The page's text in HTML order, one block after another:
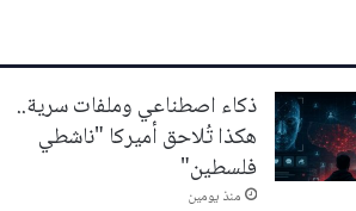
ذكاء اصطناعي وملفات سرية..
هكذا تُلاحق أميركا "ناشطي
فلسطين"
منذ يومين